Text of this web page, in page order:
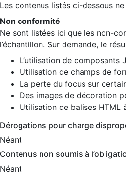
Les contenus listés ci-dessous
Non conformité
Ne sont listées ici que les non-
l’échantillon. Sur demande, le
L’utilisation de composants
Utilisation de champs de
La perte du focus sur
Des images de décoration
Utilisation de balises HTML
Dérogations pour charge
Néant
Contenus non soumis à
Néant